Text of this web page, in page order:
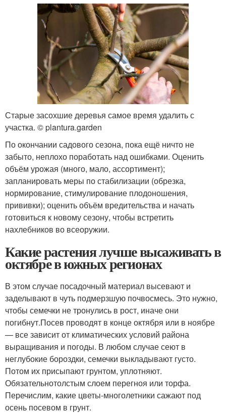
Старые засохшие деревья самое время удалить с
участка. © plantura.garden
По окончании садового сезона, пока ещё ничто не
забыто, неплохо поработать над ошибками. Оценить
объём урожая (много, мало, ассортимент);
запланировать меры по стабилизации (обрезка,
нормирование, стимулирование плодоношения,
прививки); оценить объём вредительства и начать
готовиться к новому сезону, чтобы встретить
нахлебников во всеоружии.
Какие растения лучше высаживать в
октябре в южных регионах
В этом случае посадочный материал высевают и
заделывают в чуть подмерзшую почвосмесь. Это нужно,
чтобы семечки не тронулись в рост, иначе они
погибнут.Посев проводят в конце октября или в ноябре
— все зависит от климатических условий района
выращивания и погоды. В любом случае сеют в
неглубокие бороздки, семечки выкладывают густо.
Потом их присыпают грунтом, уплотняют.
Обязательнотолстым слоем перегноя или торфа.
Перечислим, какие цветы-многолетники сажают под
осень посевом в грунт.